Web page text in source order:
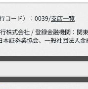
コード）：0039/支店一覧
関東財務局長（登金）第
：日本証券業協会、一般社団法